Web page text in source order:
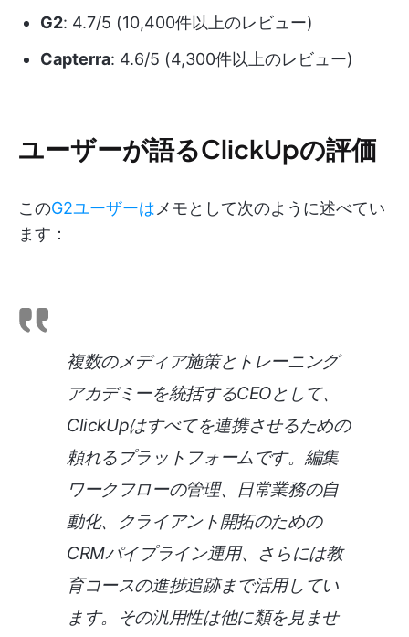
G2: 4.7/5 (10,400件以上のレビュー)
Capterra: 4.6/5 (4,300件以上のレビュー)
ユーザーが語るClickUpの評価
このG2ユーザーは メモとして次のように述べてい
ます：
複数のメディア施策とトレーニング
アカデミーを統括するCEOとして、
ClickUpはすべてを連携させるための
頼れるプラットフォームです。編集
ワークフローの管理、日常業務の自
動化、クライアント開拓のための
CRMパイプライン運用、さらには教
育コースの進捗追跡まで活用してい
ます。その汎用性は他に類を見ませ